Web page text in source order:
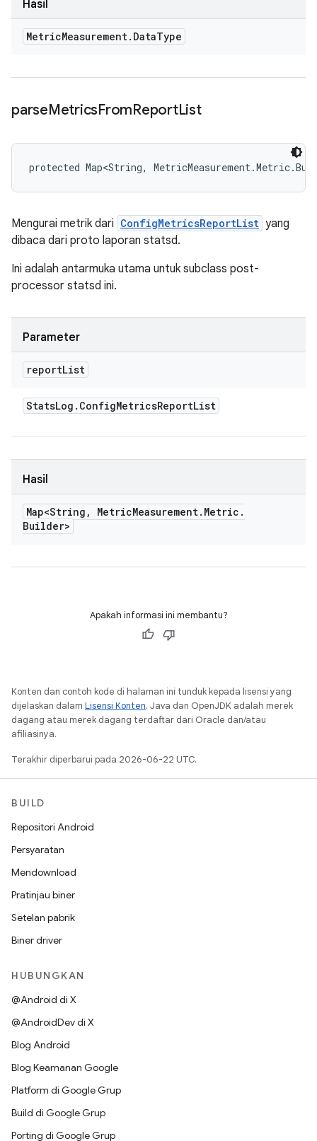
Hasil
MetricMeasurement. DataType
parseMetricsFromReportList
protected Map<String,
Mengurai metrik dari ConfigMetricsReportList yang
dibaca dari proto laporan statsd.
Ini adalah antarmuka utama untuk subclass post-
processor statsd ini.
Parameter
reportList
StatsLog . ConfigMetricsReportList
Hasil
Map<String , MetricMeasurement. Metric .
Builder>
Apakah informasi ini membantu?
Konten dan contoh kode di halaman ini tunduk kepada lisensi yang
dijelaskan dalam Lisensi Konten. Java dan OpenJDK adalah merek
dagang atau merek dagang terdaftar dari Oracle dan/atau
afiliasinya.
Terakhir diperbarui pada 2026-06-22 UTC.
BUILD
Repositori Android
Persyaratan
Mendownload
Pratinjau biner
Setelan pabrik
Biner driver
HUBUNGKAN
@Android di X
@AndroidDev di X
Blog Android
Blog Keamanan Google
Platform di Google Grup
Build di Google Grup
Porting di Google Grup